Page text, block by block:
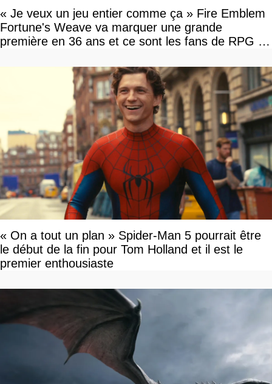
« Je veux un jeu entier comme ça » Fire Emblem
Fortune's Weave va marquer une grande
première en 36 ans et ce sont les fans de RPG en
« On a tout un plan » Spider-Man 5 pourrait être
le début de la fin pour Tom Holland et il est le
premier enthousiaste